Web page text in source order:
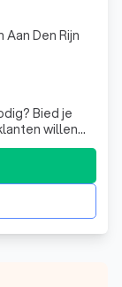
je
willen
Het gaat het
Aan Den Rijn